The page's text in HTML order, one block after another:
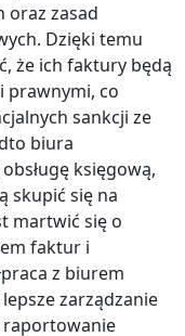
oraz zasad
Dzięki temu
że ich faktury będą
prawnymi, co
sankcji ze
biura
księgową,
skupić się na
martwić się o
faktur i
z biurem
zarządzanie